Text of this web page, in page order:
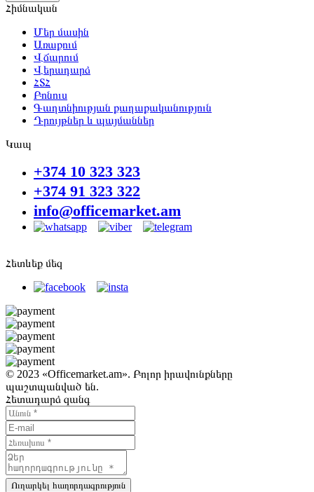
Հիմնական
Մեր մասին
Առաքում
Վճարում
Վերադարձ
ՀՏՀ
Բոնուս
Գաղտնիության քաղաքականություն
Դրույթներ և պայմաններ
Կապ
+374 10 323 323
+374 91 323 322
info@officemarket.am
Հետևեք մեզ
© 2023 «Officemarket.am». Բոլոր իրավունքները
պաշտպանված են.
Հետադարձ զանգ
Ուղարկել հաղորդագրություն